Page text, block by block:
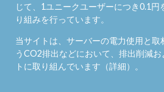
じて、1ユニークユーザーにつき0.1
り組みを行っています。
当サイトは、サーバーの電力使用と
うCO2排出などにおいて、排出削減
トに取り組んでいます（詳細）。